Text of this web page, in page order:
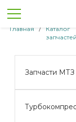
Главная /
Каталог
запчастей
Запчасти МТЗ